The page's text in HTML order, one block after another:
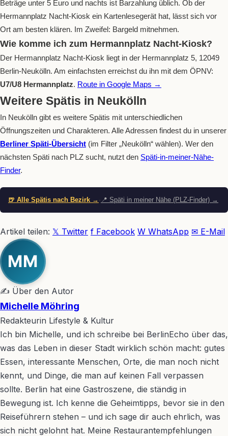
Beträge unter 5 Euro und nachts ist Barzahlung üblich. Ob der
Hermannplatz Nacht-Kiosk ein Kartenlesegerät hat, lässt sich vor
Ort am besten klären. Im Zweifel: Bargeld mitnehmen.
Wie komme ich zum Hermannplatz Nacht-Kiosk?
Der Hermannplatz Nacht-Kiosk liegt in der Hermannplatz 5, 12049
Berlin-Neukölln. Am einfachsten erreichst du ihn mit dem ÖPNV:
U7/U8 Hermannplatz. Route in Google Maps →
Weitere Spätis in Neukölln
In Neukölln gibt es weitere Spätis mit unterschiedlichen
Öffnungszeiten und Charakteren. Alle Adressen findest du in unserer
Berliner Späti-Übersicht (im Filter „Neukölln“ wählen). Wer den
nächsten Späti nach PLZ sucht, nutzt den Späti-in-meiner-Nähe-
Finder.
🍺 Alle Spätis nach Bezirk → · 📍 Späti in meiner Nähe (PLZ-Finder) →
Artikel teilen: 𝕏 Twitter f Facebook W WhatsApp ✉ E-Mail
MM
✍ Über den Autor
Michelle Möhring
Redakteurin Lifestyle & Kultur
Ich bin Michelle, und ich schreibe bei BerlinEcho über das,
was das Leben in dieser Stadt wirklich schön macht: gutes
Essen, interessante Menschen, Orte, die man noch nicht
kennt, und Dinge, die man auf keinen Fall verpassen
sollte. Berlin hat eine Gastroszene, die ständig in
Bewegung ist. Ich kenne die Geheimtipps, bevor sie in den
Reiseführern stehen – und ich sage dir auch ehrlich, was
sich nicht gelohnt hat. Meine Restaurantempfehlungen